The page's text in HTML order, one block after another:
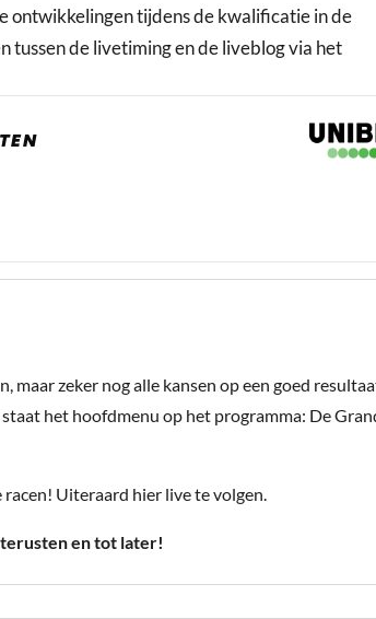
ontwikkelingen tijdens de kwalificatie in de
tussen de livetiming en de liveblog via het
maar zeker nog alle kansen op een goed
het hoofdmenu op het programma: De
Uiteraard hier live te volgen.
en tot later!